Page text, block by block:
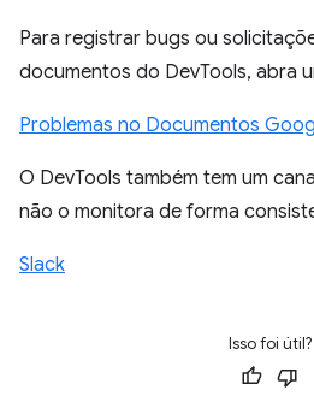
Para registrar bugs ou
documentos do DevTools, abra
Problemas no Documentos
O DevTools também tem um
não o monitora de forma
Slack
Isso foi útil?